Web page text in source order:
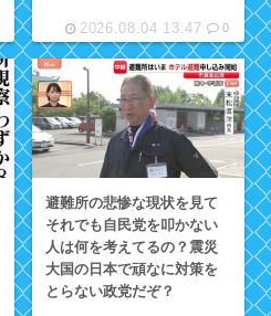
2026.08.04 13:47 0
避難所の悲惨な現状を見て
それでも自民党を叩かない
人は何を考えてるの？震災
大国の日本で頑なに対策を
とらない政党だぞ？